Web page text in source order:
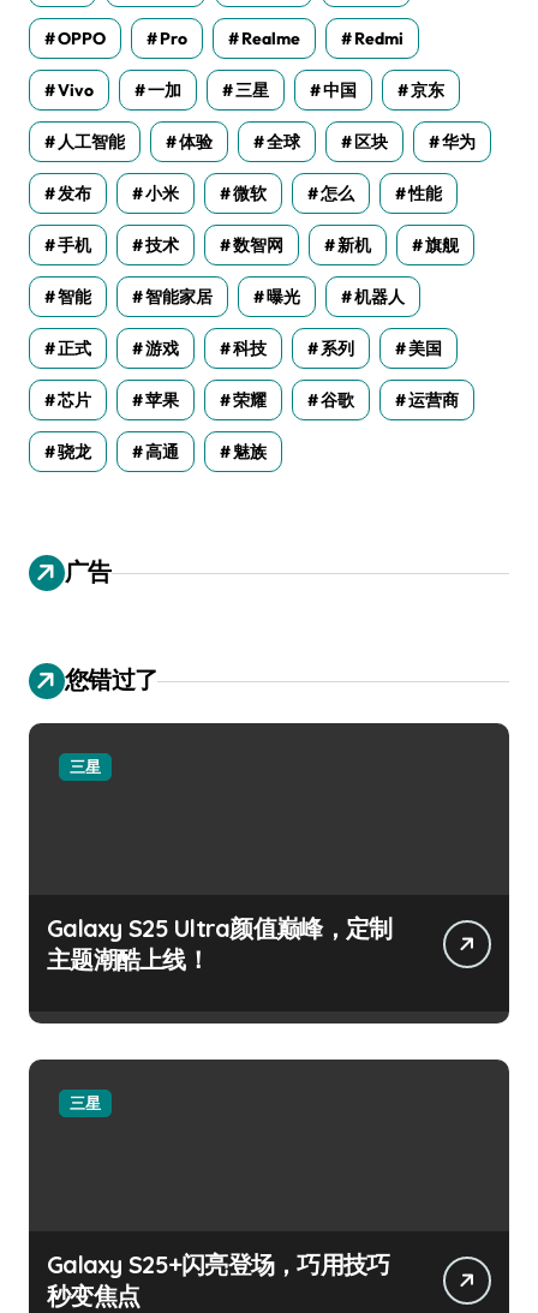
OPPO Pro Realme Redmi
Vivo 一加 三星 中国 京东
人工智能 体验 全球 区块 华为
发布 小米 微软 怎么 性能
手机 技术 数智网 新机 旗舰
智能 智能家居 曝光 机器人
正式 游戏 科技 系列 美国
芯片 苹果 荣耀 谷歌 运营商
骁龙 高通 魅族
广告
您错过了
三星
Galaxy S25 Ultra颜值巅峰，定制
主题潮酷上线！
三星
Galaxy S25+闪亮登场，巧用技巧
秒变焦点